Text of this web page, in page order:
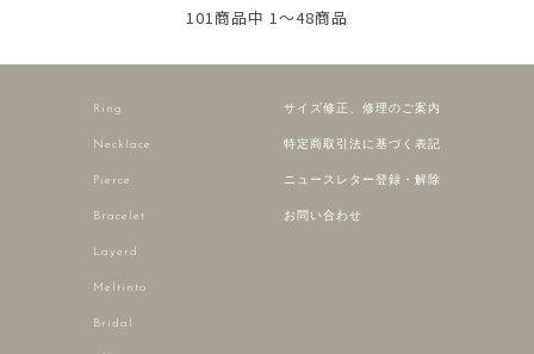
101商品中 1～48商品
Ring
Necklace
Pierce
Bracelet
Layerd
Meltinto
Bridal
サイズ修正、修理のご案内
特定商取引法に基づく表記
ニュースレター登録・解除
お問い合わせ